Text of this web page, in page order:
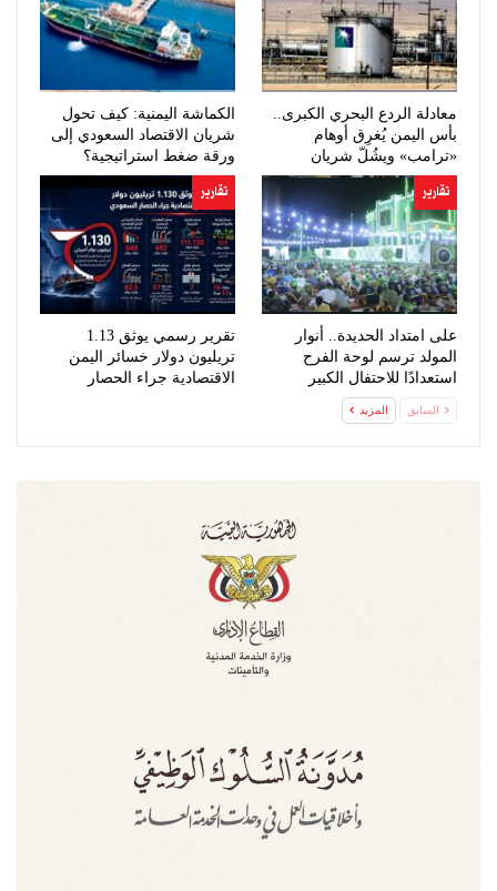
معادلة الردع البحري الكبرى..
بأس اليمن يُغرِق أوهام
«ترامب» ويشُلّ شريان
النفط…
الكماشة اليمنية: كيف تحول
شريان الاقتصاد السعودي إلى
ورقة ضغط استراتيجية؟
تقارير
على امتداد الحديدة.. أنوار
المولد ترسم لوحة الفرح
استعدادًا للاحتفال الكبير
تقارير
تقرير رسمي يوثق 1.13
تريليون دولار خسائر اليمن
الاقتصادية جراء الحصار
السابق المزيد